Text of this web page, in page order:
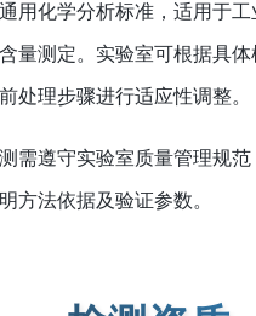
用化学分析标准，适用于
量测定。实验室可根据具
处理步骤进行适应性调整。
测需遵守实验室质量管理规
方法依据及验证参数。